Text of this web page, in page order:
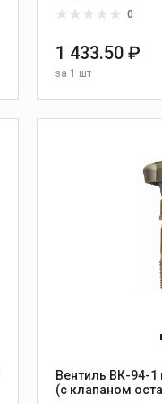
0
1 433.50 ₽
за 1 шт
Вентиль ВК-94-
(с клапаном